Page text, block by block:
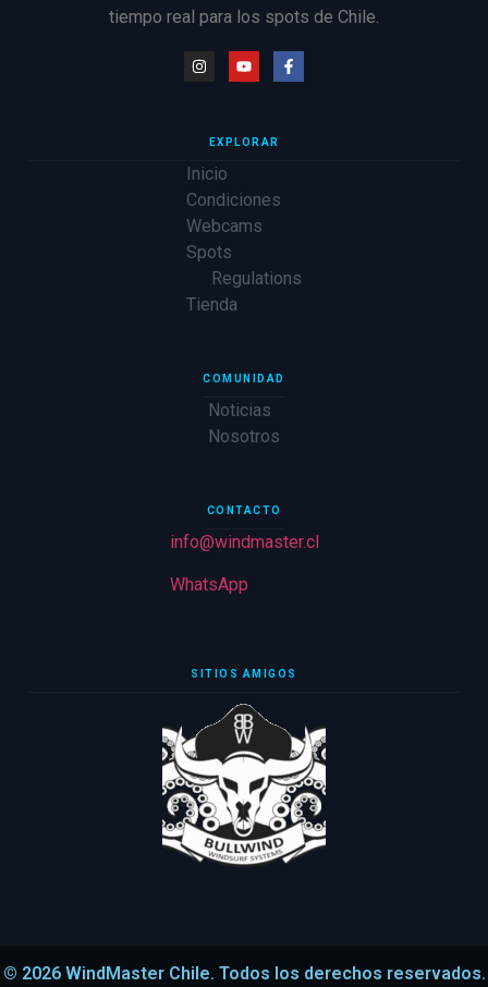
tiempo real para los spots de Chile.
EXPLORAR
Inicio
Condiciones
Webcams
Spots
Regulations
Tienda
COMUNIDAD
Noticias
Nosotros
CONTACTO
info@windmaster.cl
WhatsApp
SITIOS AMIGOS
© 2026 WindMaster Chile. Todos los derechos reservados.